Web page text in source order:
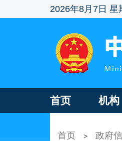
2026年8月7日 星
首页 机构
首页 > 政府